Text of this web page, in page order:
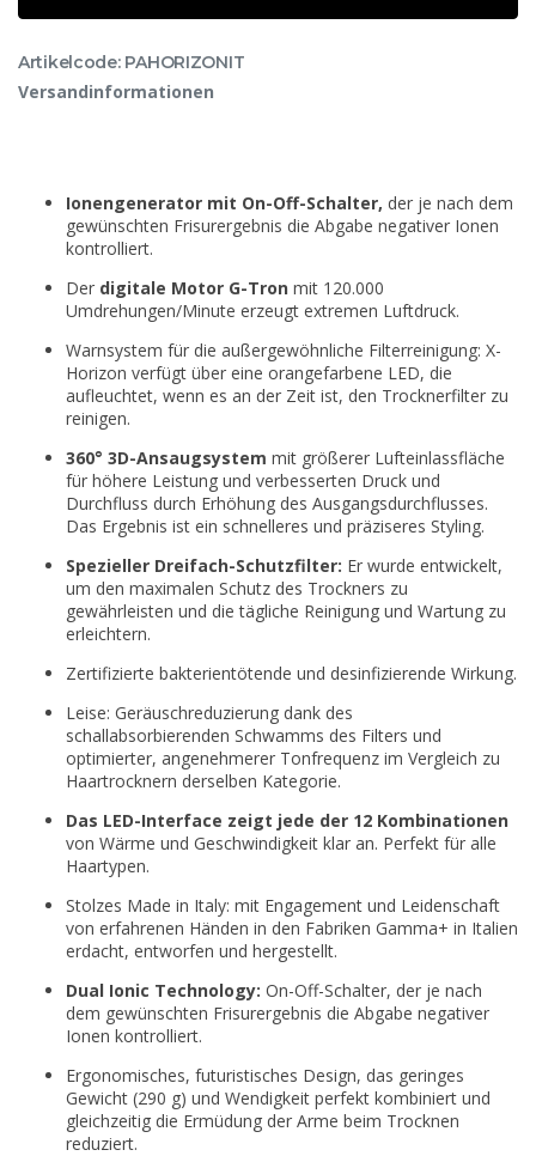
Artikelcode: PAHORIZONIT
Versandinformationen
Ionengenerator mit On-Off-Schalter, der je nach dem
gewünschten Frisurergebnis die Abgabe negativer Ionen
kontrolliert.
Der digitale Motor G-Tron mit 120.000
Umdrehungen/Minute erzeugt extremen Luftdruck.
Warnsystem für die außergewöhnliche Filterreinigung: X-
Horizon verfügt über eine orangefarbene LED, die
aufleuchtet, wenn es an der Zeit ist, den Trocknerfilter zu
reinigen.
360° 3D-Ansaugsystem mit größerer Lufteinlassfläche
für höhere Leistung und verbesserten Druck und
Durchfluss durch Erhöhung des Ausgangsdurchflusses.
Das Ergebnis ist ein schnelleres und präziseres Styling.
Spezieller Dreifach-Schutzfilter: Er wurde entwickelt,
um den maximalen Schutz des Trockners zu
gewährleisten und die tägliche Reinigung und Wartung zu
erleichtern.
Zertifizierte bakterientötende und desinfizierende Wirkung.
Leise: Geräuschreduzierung dank des
schallabsorbierenden Schwamms des Filters und
optimierter, angenehmerer Tonfrequenz im Vergleich zu
Haartrocknern derselben Kategorie.
Das LED-Interface zeigt jede der 12 Kombinationen
von Wärme und Geschwindigkeit klar an. Perfekt für alle
Haartypen.
Stolzes Made in Italy: mit Engagement und Leidenschaft
von erfahrenen Händen in den Fabriken Gamma+ in Italien
erdacht, entworfen und hergestellt.
Dual Ionic Technology: On-Off-Schalter, der je nach
dem gewünschten Frisurergebnis die Abgabe negativer
Ionen kontrolliert.
Ergonomisches, futuristisches Design, das geringes
Gewicht (290 g) und Wendigkeit perfekt kombiniert und
gleichzeitig die Ermüdung der Arme beim Trocknen
reduziert.